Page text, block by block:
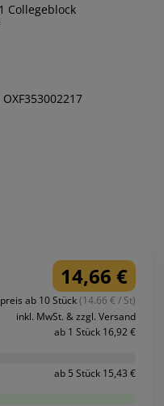
Collegeblock
14,66 €
ab 10 Stück(14.66 € / St)
inkl. MwSt. & zzgl. Versand
ab 1 Stück 16,92 €
ab 5 Stück 15,43 €